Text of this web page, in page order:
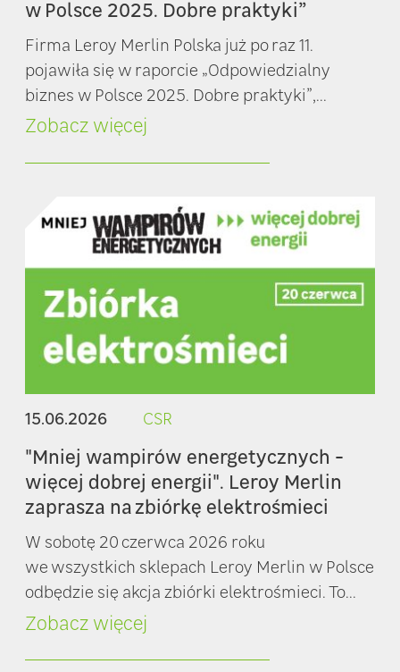
w Polsce 2025. Dobre praktyki”
Firma Leroy Merlin Polska już po raz 11.
pojawiła się w raporcie „Odpowiedzialny
biznes w Polsce 2025. Dobre praktyki”,...
Zobacz więcej
15.06.2026 CSR
"Mniej wampirów energetycznych -
więcej dobrej energii". Leroy Merlin
zaprasza na zbiórkę elektrośmieci
W sobotę 20 czerwca 2026 roku
we wszystkich sklepach Leroy Merlin w Polsce
odbędzie się akcja zbiórki elektrośmieci. To...
Zobacz więcej